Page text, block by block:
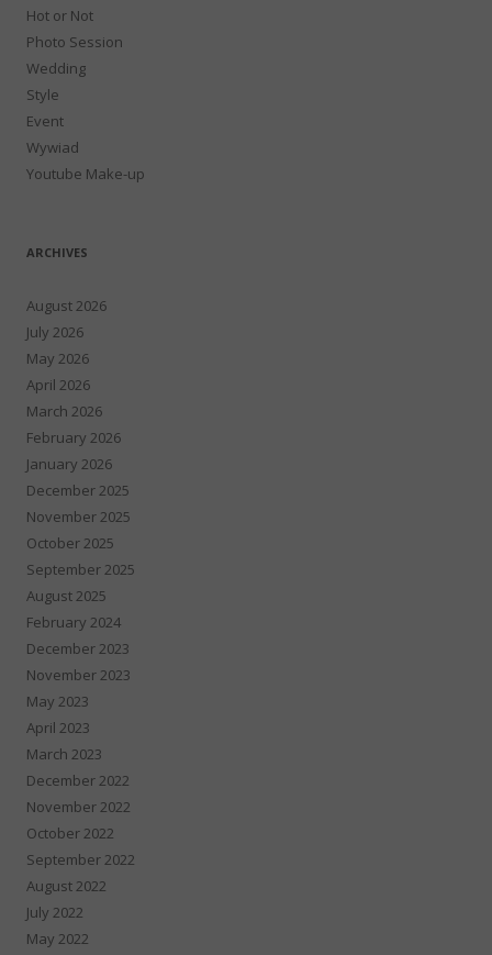
Hot or Not
Photo Session
Wedding
Style
Event
Wywiad
Youtube Make-up
ARCHIVES
August 2026
July 2026
May 2026
April 2026
March 2026
February 2026
January 2026
December 2025
November 2025
October 2025
September 2025
August 2025
February 2024
December 2023
November 2023
May 2023
April 2023
March 2023
December 2022
November 2022
October 2022
September 2022
August 2022
July 2022
May 2022